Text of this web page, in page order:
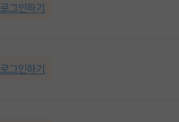
로그인하기
로그인하기